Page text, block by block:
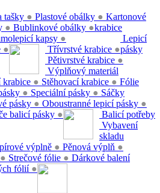
tašky ● Plastové obálky ●
● Bublinkové obálky ●
kapsy ●
●
Kartonové
krabice
Třívrstvé krabice ●
Pětivrstvé krabice ●
krabice ● Stěhovací krabice ●
Lepicí
pásky
● Speciální pásky ●
pásky ● Oboustranné lepicí pásky ●
balicí pásky ●
Výplňový materiál
výplně ● Pěnová výplň ●
Fólie
● Strečové fólie ●
fólií ●
Sáčky
Balicí potřeby
Vybavení
skladu
Dárkové balení